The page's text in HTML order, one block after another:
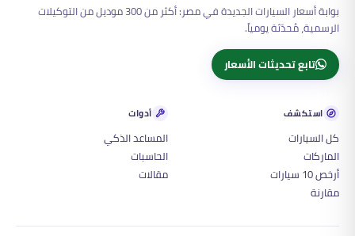
بوابة أسعار السيارات الجديدة في مصر: أكثر من 300 موديل من التوكيلات
الرسمية، مُحدّثة يومياً.
تابع تحديثات الأسعار
استكشف
كل السيارات
الماركات
أرخص 10 سيارات
مقارنة
أدوات
المساعد الذكي
الحاسبات
مقالات